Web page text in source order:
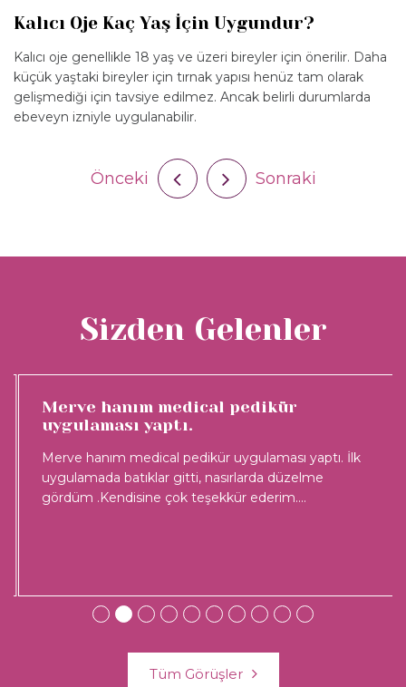
Kalıcı Oje Kaç Yaş İçin Uygundur?
Kalıcı oje genellikle 18 yaş ve üzeri bireyler için önerilir. Daha
küçük yaştaki bireyler için tırnak yapısı henüz tam olarak
gelişmediği için tavsiye edilmez. Ancak belirli durumlarda
ebeveyn izniyle uygulanabilir.
Önceki Sonraki
Sizden Gelenler
Merve hanım medical pedikür
uygulaması yaptı.
Merve hanım medical pedikür uygulaması yaptı. İlk
uygulamada batıklar gitti, nasırlarda düzelme
gördüm .Kendisine çok teşekkür ederim....
Tüm Görüşler